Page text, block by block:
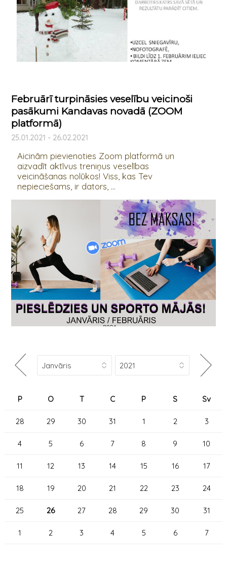
Februārī turpināsies veselību veicinoši
pasākumi Kandavas novadā (ZOOM
platformā)
25.01.2021 - 26.02.2021
Aicinām pievienoties Zoom platformā un
aizvadīt aktīvus treniņus veselības
veicināšanas nolūkos! Viss, kas Tev
nepieciešams, ir dators, ...
P O T C P S Sv
28 29 30 31 1 2 3
4 5 6 7 8 9 10
11 12 13 14 15 16 17
18 19 20 21 22 23 24
25 26 27 28 29 30 31
1 2 3 4 5 6 7